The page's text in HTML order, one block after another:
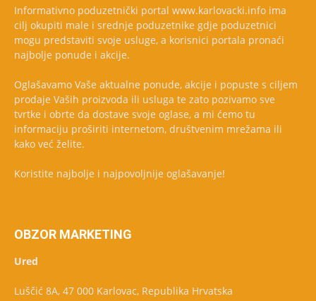
Informativno poduzetnički portal www.karlovacki.info ima
cilj okupiti male i srednje poduzetnike gdje poduzetnici
mogu predstaviti svoje usluge, a korisnici portala pronaći
najbolje ponude i akcije.
Oglašavamo Vaše aktualne ponude, akcije i popuste s ciljem
prodaje Vaših proizvoda ili usluga te zato pozivamo sve
tvrtke i obrte da dostave svoje oglase, a mi ćemo tu
informaciju proširiti internetom, društvenim mrežama ili
kako već želite.
Koristite najbolje i najpovoljnije oglašavanje!
OBZOR MARKETING
Ured
Luščić 8A, 47 000 Karlovac, Republika Hrvatska